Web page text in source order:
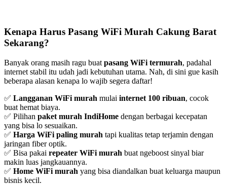
Kenapa Harus Pasang WiFi Murah Cakung Barat
Sekarang?
Banyak orang masih ragu buat pasang WiFi termurah, padahal
internet stabil itu udah jadi kebutuhan utama. Nah, di sini gue kasih
beberapa alasan kenapa lo wajib segera daftar!
✅ Langganan WiFi murah mulai internet 100 ribuan, cocok
buat hemat biaya.
✅ Pilihan paket murah IndiHome dengan berbagai kecepatan
yang bisa lo sesuaikan.
✅ Harga WiFi paling murah tapi kualitas tetap terjamin dengan
jaringan fiber optik.
✅ Bisa pakai repeater WiFi murah buat ngeboost sinyal biar
makin luas jangkauannya.
✅ Home WiFi murah yang bisa diandalkan buat keluarga maupun
bisnis kecil.